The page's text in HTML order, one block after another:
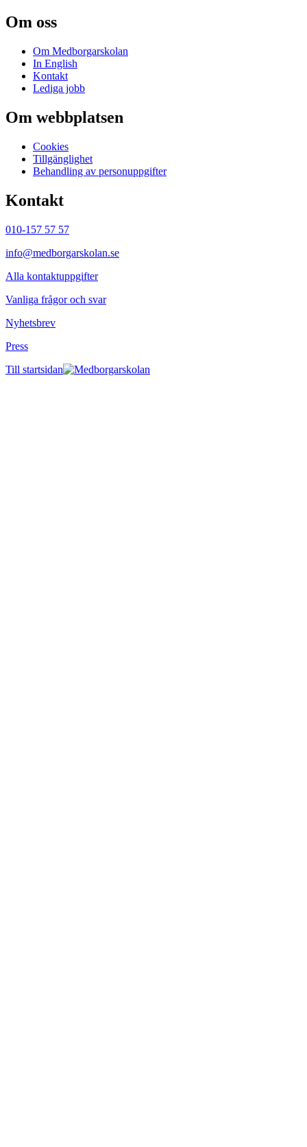
Om oss
Om Medborgarskolan
In English
Kontakt
Lediga jobb
Om webbplatsen
Cookies
Tillgänglighet
Behandling av personuppgifter
Kontakt
010-157 57 57
info@medborgarskolan.se
Alla kontaktuppgifter
Vanliga frågor och svar
Nyhetsbrev
Press
Till startsidan